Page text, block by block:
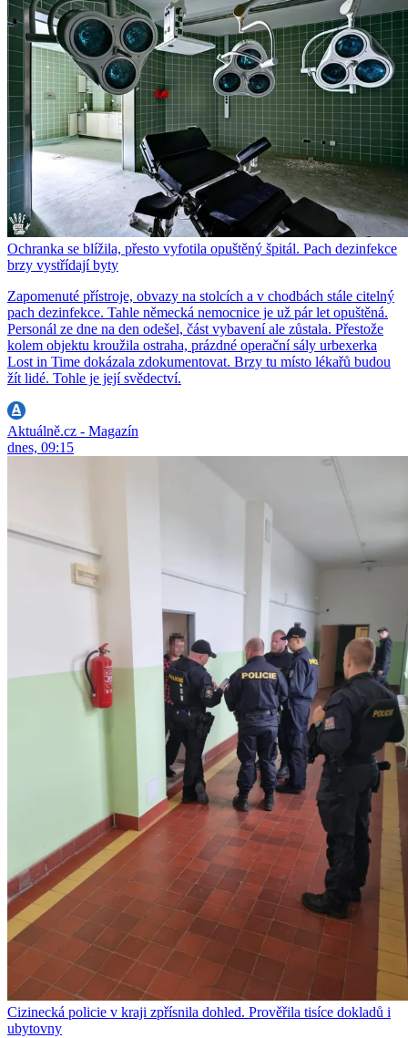
Ochranka se blížila, přesto vyfotila opuštěný špitál. Pach dezinfekce
brzy vystřídají byty
Zapomenuté přístroje, obvazy na stolcích a v chodbách stále citelný
pach dezinfekce. Tahle německá nemocnice je už pár let opuštěná.
Personál ze dne na den odešel, část vybavení ale zůstala. Přestože
kolem objektu kroužila ostraha, prázdné operační sály urbexerka
Lost in Time dokázala zdokumentovat. Brzy tu místo lékařů budou
žít lidé. Tohle je její svědectví.
Aktuálně.cz - Magazín
dnes, 09:15
Cizinecká policie v kraji zpřísnila dohled. Prověřila tisíce dokladů i
ubytovny